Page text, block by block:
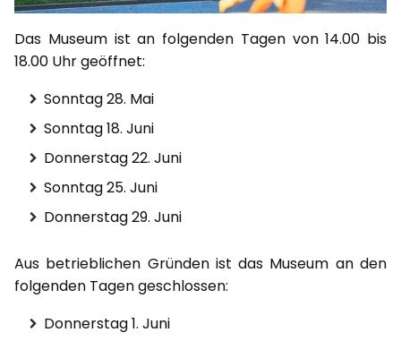
Das Museum ist an folgenden Tagen von 14.00 bis
18.00 Uhr geöffnet:
Sonntag 28. Mai
Sonntag 18. Juni
Donnerstag 22. Juni
Sonntag 25. Juni
Donnerstag 29. Juni
Aus betrieblichen Gründen ist das Museum an den
folgenden Tagen geschlossen:
Donnerstag 1. Juni